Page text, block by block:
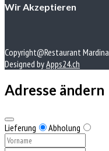
Wir Akzeptieren
Copyright@Restaurant Mardina
Designed byApps24.ch
Adresse ändern
Lieferung Abholung